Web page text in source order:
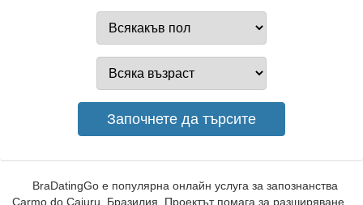
BraDatingGo е популярна онлайн услуга за запознанства
Carmo do Cajuru, Бразилия. Проектът помага за разширяване